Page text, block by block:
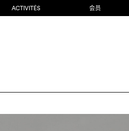
ACTIVITÉS 会员